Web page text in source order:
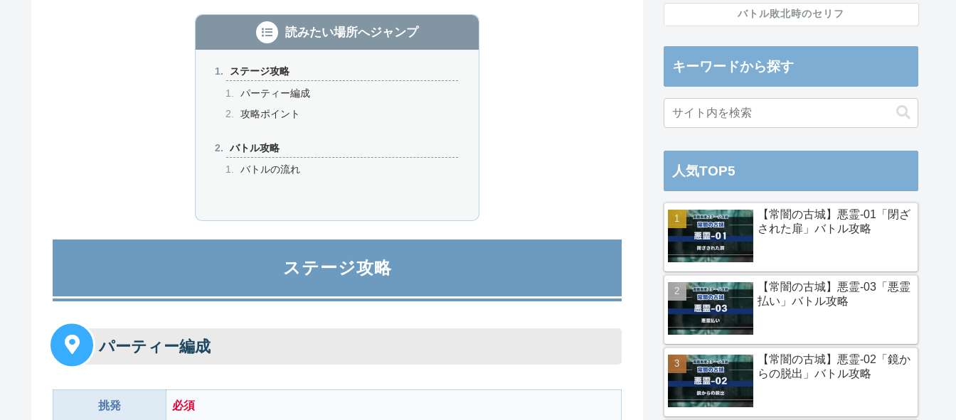
読みたい場所へジャンプ
ステージ攻略
パーティー編成
攻略ポイント
バトル攻略
バトルの流れ
ステージ攻略
パーティー編成
挑発 必須
バトル敗北時のセリフ
キーワードから探す
人気TOP5
【常闇の古城】悪霊-01「閉ざ
された扉」バトル攻略
【常闇の古城】悪霊-03「悪霊
払い」バトル攻略
【常闇の古城】悪霊-02「鏡か
らの脱出」バトル攻略